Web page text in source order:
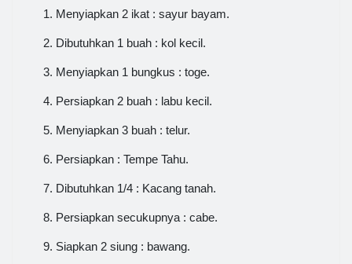
Menyiapkan 2 ikat : sayur bayam.
Dibutuhkan 1 buah : kol kecil.
Menyiapkan 1 bungkus : toge.
Persiapkan 2 buah : labu kecil.
Menyiapkan 3 buah : telur.
Persiapkan : Tempe Tahu.
Dibutuhkan 1/4 : Kacang tanah.
Persiapkan secukupnya : cabe.
Siapkan 2 siung : bawang.